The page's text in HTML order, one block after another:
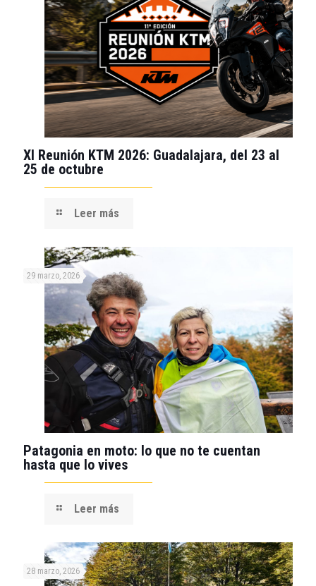
XI Reunión KTM 2026: Guadalajara, del 23 al
25 de octubre
Leer más
29 marzo, 2026
Patagonia en moto: lo que no te cuentan
hasta que lo vives
Leer más
28 marzo, 2026